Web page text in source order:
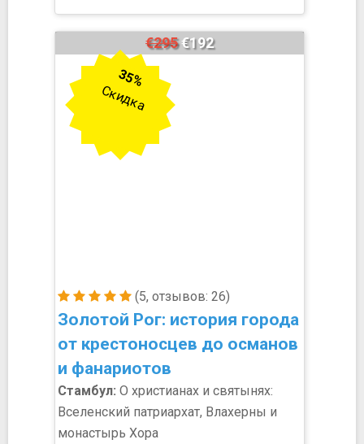
(5, отзывов: 26)
Золотой Рог: история города
от крестоносцев до османов
и фанариотов
€295€192
35%
Скидка
Стамбул: О христианах и святынях:
Вселенский патриархат, Влахерны и
монастырь Хора